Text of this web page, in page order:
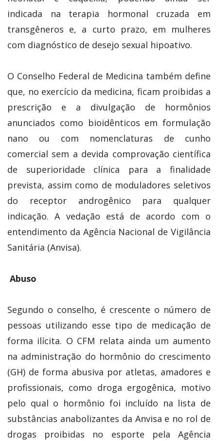
indicada na terapia hormonal cruzada em
transgêneros e, a curto prazo, em mulheres
com diagnóstico de desejo sexual hipoativo.
O Conselho Federal de Medicina também define
que, no exercício da medicina, ficam proibidas a
prescrição e a divulgação de hormônios
anunciados como bioidênticos em formulação
nano ou com nomenclaturas de cunho
comercial sem a devida comprovação científica
de superioridade clínica para a finalidade
prevista, assim como de moduladores seletivos
do receptor androgênico para qualquer
indicação. A vedação está de acordo com o
entendimento da Agência Nacional de Vigilância
Sanitária (Anvisa).
Abuso
Segundo o conselho, é crescente o número de
pessoas utilizando esse tipo de medicação de
forma ilícita. O CFM relata ainda um aumento
na administração do hormônio do crescimento
(GH) de forma abusiva por atletas, amadores e
profissionais, como droga ergogênica, motivo
pelo qual o hormônio foi incluído na lista de
substâncias anabolizantes da Anvisa e no rol de
drogas proibidas no esporte pela Agência